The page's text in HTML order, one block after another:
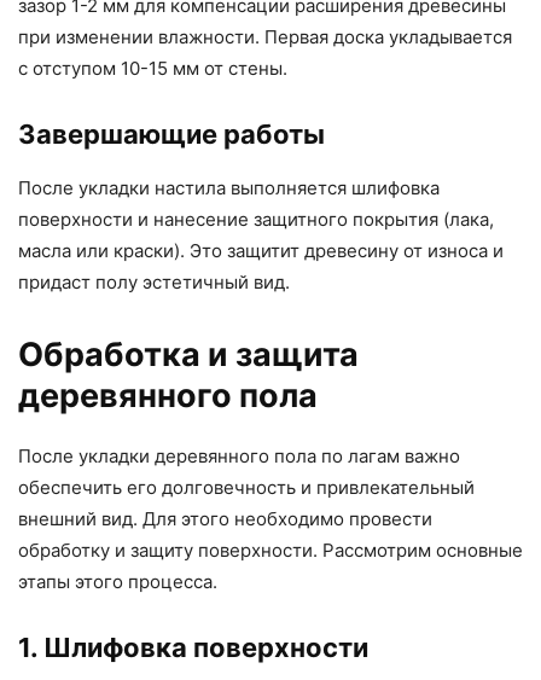
зазор 1-2 мм для компенсации расширения древесины
при изменении влажности. Первая доска укладывается
с отступом 10-15 мм от стены.
Завершающие работы
После укладки настила выполняется шлифовка
поверхности и нанесение защитного покрытия (лака,
масла или краски). Это защитит древесину от износа и
придаст полу эстетичный вид.
Обработка и защита
деревянного пола
После укладки деревянного пола по лагам важно
обеспечить его долговечность и привлекательный
внешний вид. Для этого необходимо провести
обработку и защиту поверхности. Рассмотрим основные
этапы этого процесса.
1. Шлифовка поверхности